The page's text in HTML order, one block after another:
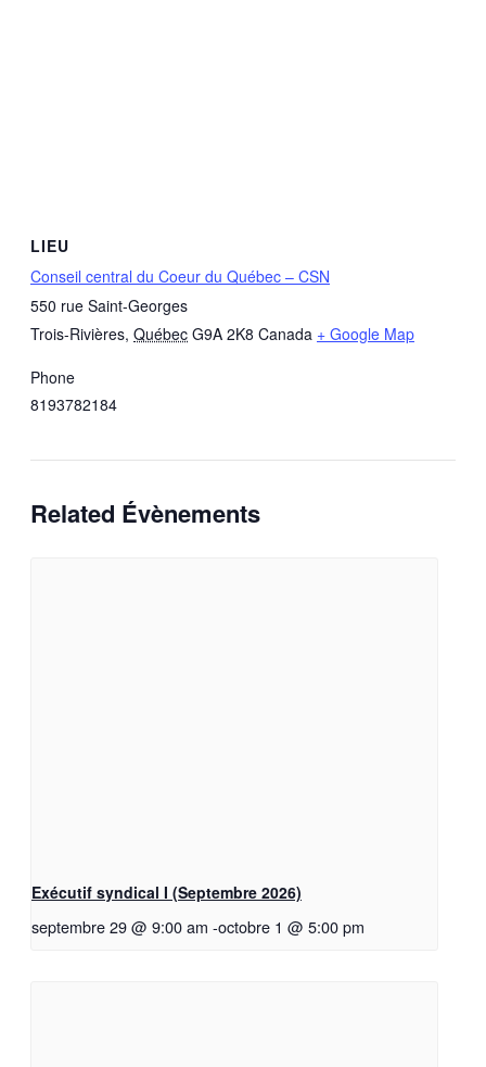
LIEU
Conseil central du Coeur du Québec – CSN
550 rue Saint-Georges
Trois-Rivières, Québec G9A 2K8 Canada + Google Map
Phone
8193782184
Related Évènements
Exécutif syndical I (Septembre 2026)
septembre 29 @ 9:00 am -octobre 1 @ 5:00 pm